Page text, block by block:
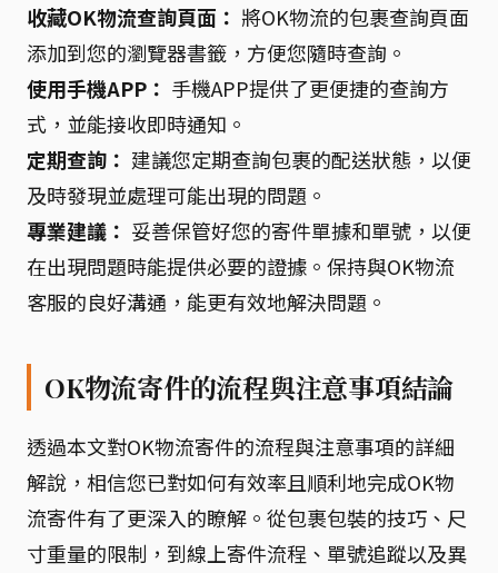
收藏OK物流查詢頁面： 將OK物流的包裹查詢頁面
添加到您的瀏覽器書籤，方便您隨時查詢。
使用手機APP： 手機APP提供了更便捷的查詢方
式，並能接收即時通知。
定期查詢： 建議您定期查詢包裹的配送狀態，以便
及時發現並處理可能出現的問題。
專業建議： 妥善保管好您的寄件單據和單號，以便
在出現問題時能提供必要的證據。保持與OK物流
客服的良好溝通，能更有效地解決問題。
OK物流寄件的流程與注意事項結論
透過本文對OK物流寄件的流程與注意事項的詳細
解說，相信您已對如何有效率且順利地完成OK物
流寄件有了更深入的瞭解。從包裹包裝的技巧、尺
寸重量的限制，到線上寄件流程、單號追蹤以及異